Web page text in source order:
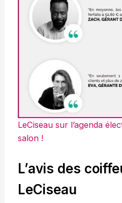
LeCiseau sur l’agenda
salon !
L’avis des
LeCiseau